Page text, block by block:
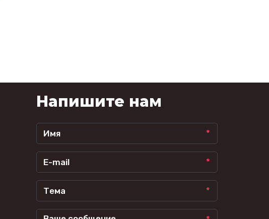
Напишите нам
*
*
*